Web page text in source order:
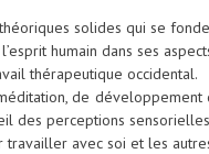
solides qui se
humain dans ses
thérapeutique occidental.
de développement
des perceptions
travailler avec soi et les